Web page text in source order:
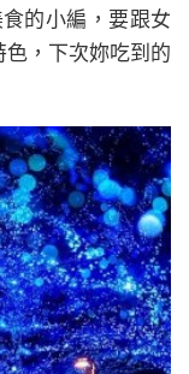
的小編，要跟女
，下次妳吃到的